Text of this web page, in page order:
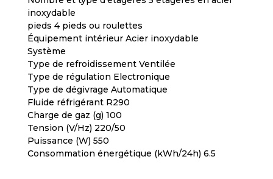
inoxydable
pieds 4 pieds ou roulettes
Équipement intérieur Acier inoxydable
Système
Type de refroidissement Ventilée
Type de régulation Electronique
Type de dégivrage Automatique
Fluide réfrigérant R290
Charge de gaz (g) 100
Tension (V/Hz) 220/50
Puissance (W) 550
Consommation énergétique (kWh/24h) 6.5